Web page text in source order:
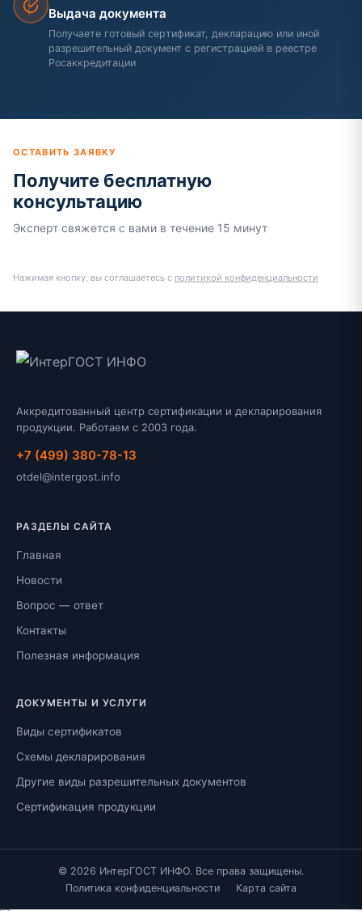
Выдача документа
Получаете готовый сертификат, декларацию или иной
разрешительный документ с регистрацией в реестре
Росаккредитации
ОСТАВИТЬ ЗАЯВКУ
Получите бесплатную
консультацию
Эксперт свяжется с вами в течение 15 минут
Нажимая кнопку, вы соглашаетесь с политикой конфиденциальности
Аккредитованный центр сертификации и декларирования
продукции. Работаем с 2003 года.
+7 (499) 380-78-13
otdel@intergost.info
РАЗДЕЛЫ САЙТА
Главная
Новости
Вопрос — ответ
Контакты
Полезная информация
ДОКУМЕНТЫ И УСЛУГИ
Виды сертификатов
Схемы декларирования
Другие виды разрешительных документов
Сертификация продукции
© 2026 ИнтерГОСТ ИНФО. Все права защищены.
Политика конфиденциальности
Карта сайта